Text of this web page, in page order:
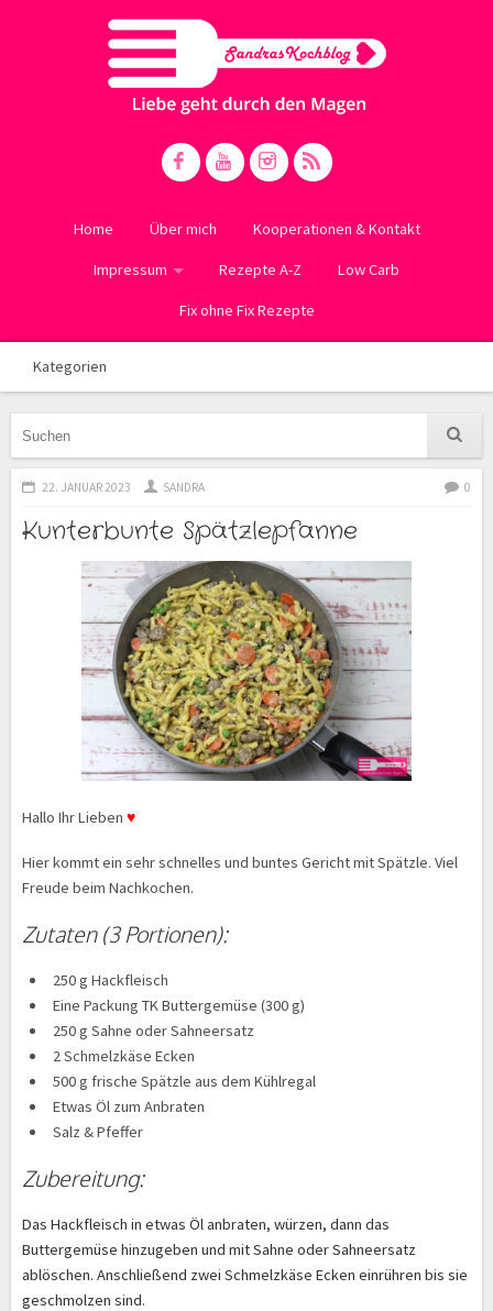
Home Über mich Kooperationen & Kontakt
Impressum Rezepte A-Z Low Carb
Fix ohne Fix Rezepte
Kategorien
22. JANUAR 2023 SANDRA 0
Kunterbunte Spätzlepfanne
Hallo Ihr Lieben ♥
Hier kommt ein sehr schnelles und buntes Gericht mit Spätzle. Viel
Freude beim Nachkochen.
Zutaten (3 Portionen):
250 g Hackfleisch
Eine Packung TK Buttergemüse (300 g)
250 g Sahne oder Sahneersatz
2 Schmelzkäse Ecken
500 g frische Spätzle aus dem Kühlregal
Etwas Öl zum Anbraten
Salz & Pfeffer
Zubereitung:
Das Hackfleisch in etwas Öl anbraten, würzen, dann das
Buttergemüse hinzugeben und mit Sahne oder Sahneersatz
ablöschen. Anschließend zwei Schmelzkäse Ecken einrühren bis sie
geschmolzen sind.